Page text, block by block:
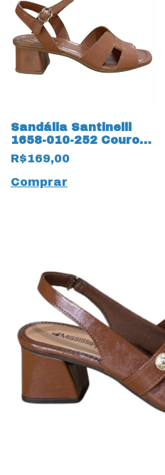
Sandália Santinelli
1658-010-252 Couro
Natural
R$169,00
Comprar